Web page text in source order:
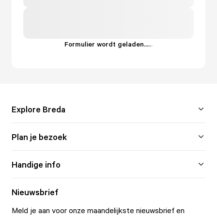
Formulier wordt geladen......
Explore Breda
Plan je bezoek
Handige info
Nieuwsbrief
Meld je aan voor onze maandelijkste nieuwsbrief en